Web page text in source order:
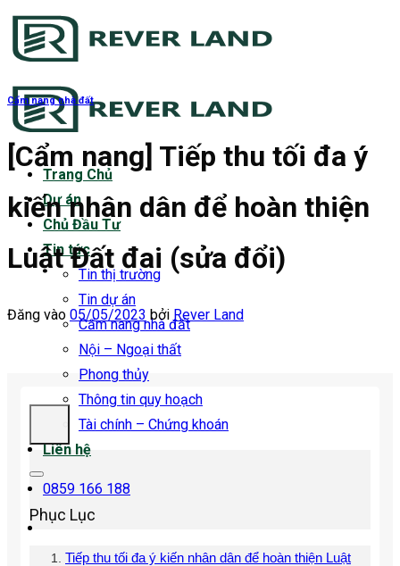
Bỏ
qua
dung
Trang Chủ
Dự án
Chủ Đầu Tư
Tin tức
Tin thị trường
Tin dự án
Cẩm nang nhà đất
Nội – Ngoại thất
Phong thủy
Thông tin quy hoạch
Tài chính – Chứng khoán
Liên hệ
0859 166 188
Cẩm nang nhà đất
[Cẩm nang] Tiếp thu tối đa ý
kiến nhân dân để hoàn thiện
Luật Đất đai (sửa đổi)
Đăng vào 05/05/2023 bởi Rever Land
Phục Lục
Tiếp thu tối đa ý kiến nhân dân để hoàn thiện Luật